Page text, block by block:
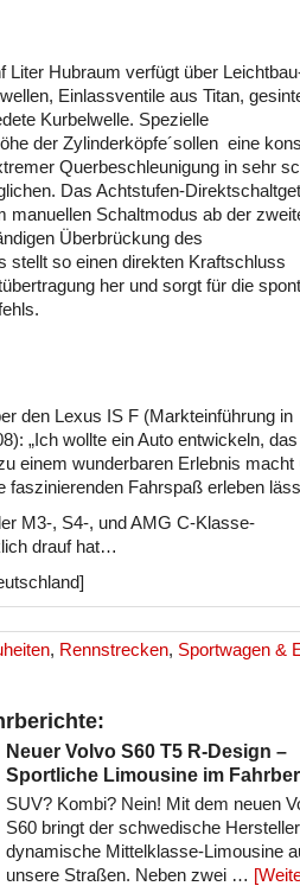
Liter Hubraum verfügt über
Einlassventile aus Titan,
Kurbelwelle. Spezielle
der Zylinderköpfe´sollen eine
Querbeschleunigung in sehr
Das Achtstufen-
manuellen Schaltmodus ab der
Überbrückung des
stellt so einen direkten Kraftschluss
her und sorgt für die
den Lexus IS F (Markteinführung in
„Ich wollte ein Auto entwickeln,
einem wunderbaren Erlebnis macht
faszinierenden Fahrspaß erleben
M3-, S4-, und AMG C-Klasse-
drauf hat…
, Rennstrecken, Sportwagen &
Neuer Volvo S60 T5 R-Design –
Sportliche Limousine im
SUV? Kombi? Nein! Mit dem neuen
S60 bringt der schwedische
dynamische Mittelklasse-Limousine
unsere Straßen. Neben zwei …